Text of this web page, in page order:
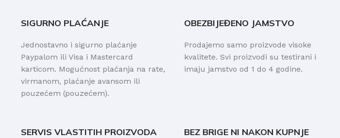
SIGURNO PLAĆANJE
Jednostavno i sigurno plaćanje
Paypalom ili Visa i Mastercard
karticom. Mogućnost plaćanja na rate,
virmanom, plaćanje avansom ili
pouzećem (pouzećem).
OBEZBIJEĐENO JAMSTVO
Prodajemo samo proizvode visoke
kvalitete. Svi proizvodi su testirani i
imaju jamstvo od 1 do 4 godine.
SERVIS VLASTITIH PROIZVODA BEZ BRIGE NI NAKON KUPNJE